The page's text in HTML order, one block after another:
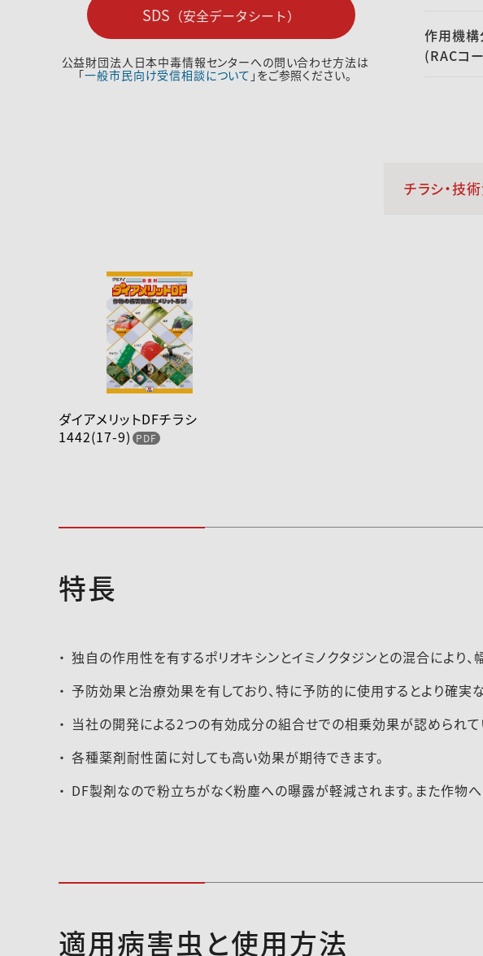
SDS （安全データシート）
公益財団法人日本中毒情報センターへの問い合わせ方法は
「一般市民向け受信相談について 」をご参照ください。
作用機構
(RACコ
チラシ・技
ダイアメリットDFチラシ
1442(17-9)
2020-102登録速報(200226)
特長
独自の作用性を有するポリオキシンとイミノクタジンとの混合により
予防効果と治療効果を有しており、特に予防的に使用するとより確実
当社の開発による2つの有効成分の組合せでの相乗効果が認められて
各種薬剤耐性菌に対しても高い効果が期待できます。
DF製剤なので粉立ちがなく粉塵への曝露が軽減されます。また作物
適用病害虫と使用方法